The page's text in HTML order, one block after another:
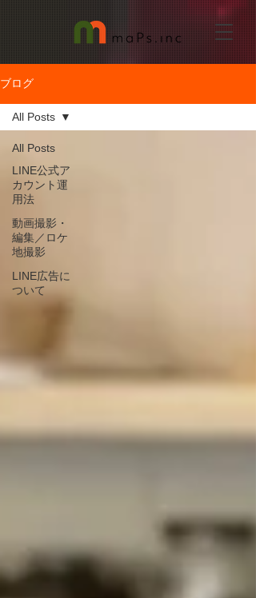
ブログ
All Posts
LINE公式ア
カウント運
用法
動画撮影・
編集／ロケ
地撮影
LINE広告に
ついて
All Posts